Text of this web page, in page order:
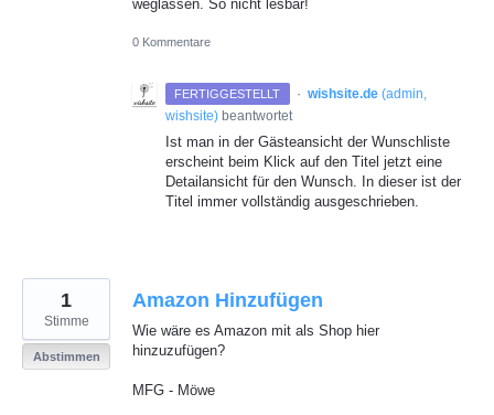
weglassen. So nicht lesbar!
0 Kommentare
FERTIGGESTELLT · wishsite.de (admin,
wishsite) beantwortet
Ist man in der Gästeansicht der Wunschliste
erscheint beim Klick auf den Titel jetzt eine
Detailansicht für den Wunsch. In dieser ist der
Titel immer vollständig ausgeschrieben.
Amazon Hinzufügen
Wie wäre es Amazon mit als Shop hier
hinzuzufügen?
MFG - Möwe
1
Stimme
Abstimmen